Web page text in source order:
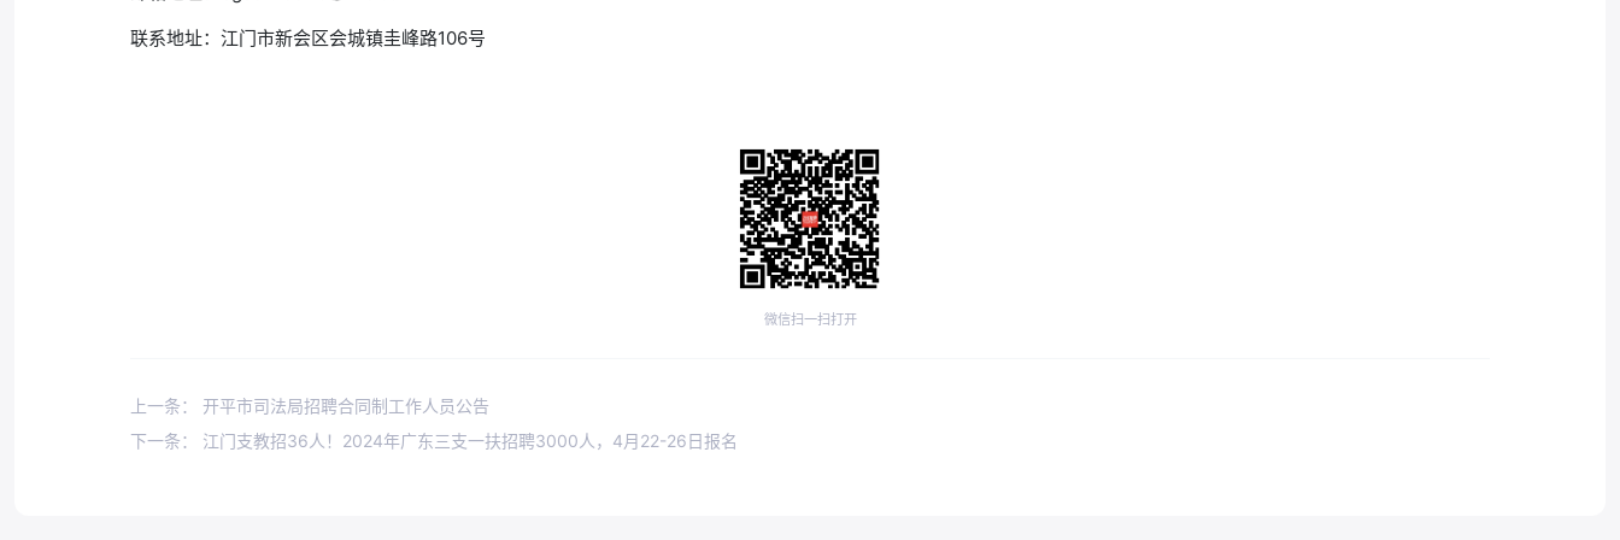
联系地址：江门市新会区会城镇圭峰路106号
微信扫一扫打开
上一条： 开平市司法局招聘合同制工作人员公告
下一条： 江门支教招36人！2024年广东三支一扶招聘3000人，4月22-26日报名